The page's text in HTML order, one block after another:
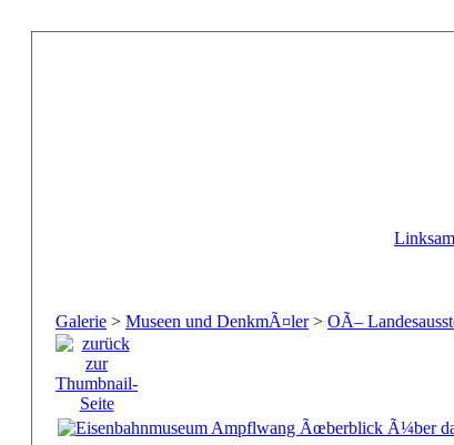
Galerie > Museen und DenkmÃ¤ler> OÃ–